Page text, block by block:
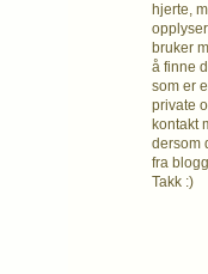
hjerte,
bruker
å finne
som er
private
kontakt
dersom
fra
Takk :)